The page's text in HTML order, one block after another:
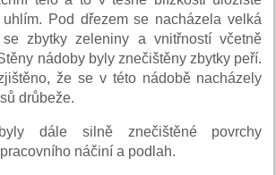
Pod dřezem se nacházela velká
zbytky zeleniny a vnitřností včetně
nádoby byly znečištěny zbytky peří.
že se v této nádobě nacházely
drůbeže.
dále silně znečištěné povrchy
náčiní a podlah.